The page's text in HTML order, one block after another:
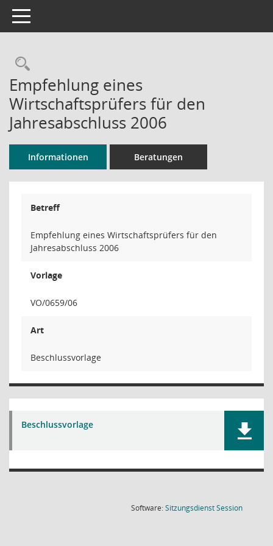
Toggle navigation
Rechercheauswahl
Empfehlung eines
Wirtschaftsprüfers für den
Jahresabschluss 2006
Informationen Beratungen
Betreff
Empfehlung eines Wirtschaftsprüfers für den
Jahresabschluss 2006
Vorlage
VO/0659/06
Art
Beschlussvorlage
Beschlussvorlage
Software:SitzungsdienstSession(Wird in